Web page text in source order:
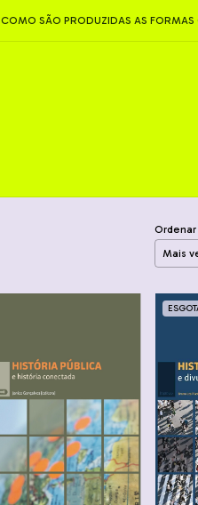
PRODUZIDAS AS FORMAS